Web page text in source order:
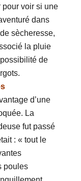
pour voir si une
dans
sècheresse,
la pluie
de
d’une
La
fut passé
: « tout le
poules